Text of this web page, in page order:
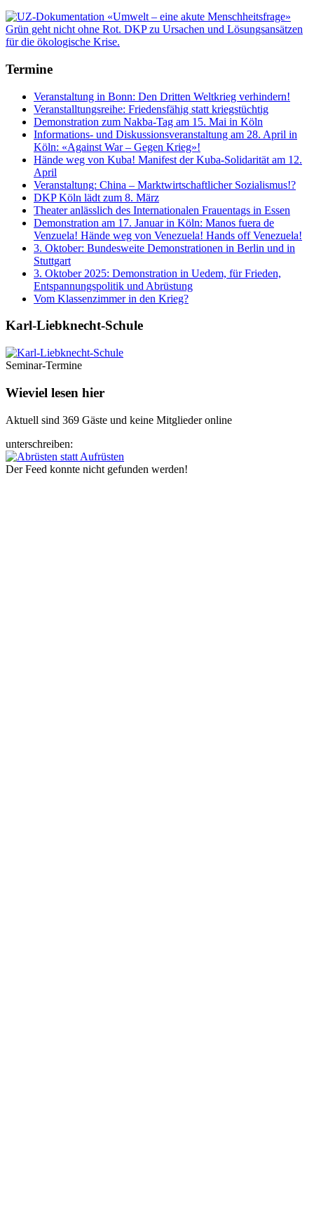
Termine
Veranstaltung in Bonn: Den Dritten Weltkrieg verhindern!
Veranstalltungsreihe: Friedensfähig statt kriegstüchtig
Demonstration zum Nakba-Tag am 15. Mai in Köln
Informations- und Diskussionsveranstaltung am 28. April in
Köln: «Against War – Gegen Krieg»!
Hände weg von Kuba! Manifest der Kuba-Solidarität am 12.
April
Veranstaltung: China – Marktwirtschaftlicher Sozialismus!?
DKP Köln lädt zum 8. März
Theater anlässlich des Internationalen Frauentags in Essen
Demonstration am 17. Januar in Köln: Manos fuera de
Venzuela! Hände weg von Venezuela! Hands off Venezuela!
3. Oktober: Bundesweite Demonstrationen in Berlin und in
Stuttgart
3. Oktober 2025: Demonstration in Uedem, für Frieden,
Entspannungspolitik und Abrüstung
Vom Klassenzimmer in den Krieg?
Karl-Liebknecht-­Schule
Seminar-Termine
Wieviel lesen hier
Aktuell sind 369 Gäste und keine Mitglieder online
unterschreiben:
Der Feed konnte nicht gefunden werden!